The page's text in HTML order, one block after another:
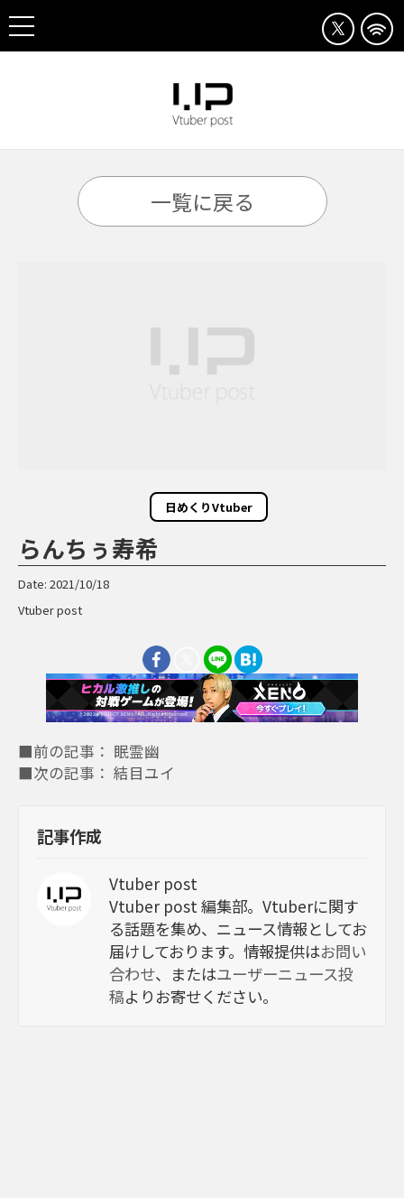
一覧に戻る
日めくりVtuber
らんちぅ寿希
Date: 2021/10/18
Vtuber post
■前の記事： 眠霊幽
■次の記事： 結目ユイ
記事作成
Vtuber post
Vtuber post 編集部。Vtuberに関す
る話題を集め、ニュース情報としてお
届けしております。情報提供はお問い
合わせ、またはユーザーニュース投
稿よりお寄せください。